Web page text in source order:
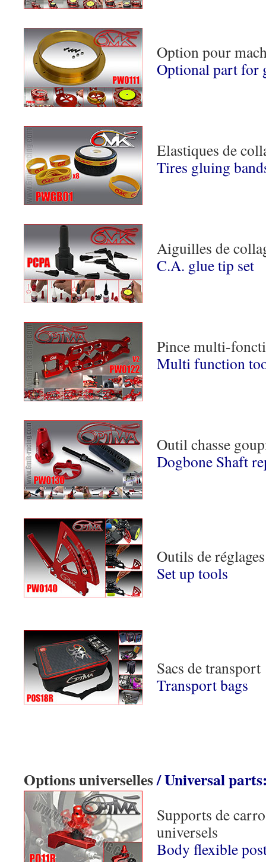
Option pour
Optional part for
Elastiques de
Tires gluing
Aiguilles de
C.A. glue tip set
Pince multi-
Multi function
Outil chasse
Dogbone Shaft
Outils de réglages
Set up tools
Sacs de transport
Transport bags
Options universelles/ Universal
Supports de
universels
Body flexible